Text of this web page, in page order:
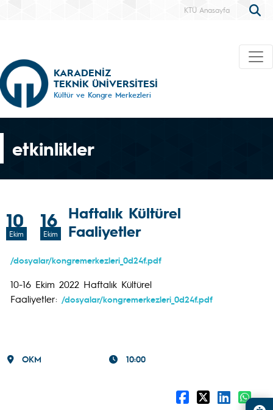
KTÜ Anasayfa
KARADENİZ
TEKNİK ÜNİVERSİTESİ
Kültür ve Kongre Merkezleri
etkinlikler
10
Ekim
16
Ekim
Haftalık Kültürel
Faaliyetler
/dosyalar/kongremerkezleri_0d24f.pdf
10-16 Ekim 2022 Haftalık Kültürel
Faaliyetler: /dosyalar/kongremerkezleri_0d24f.pdf
OKM 10:00